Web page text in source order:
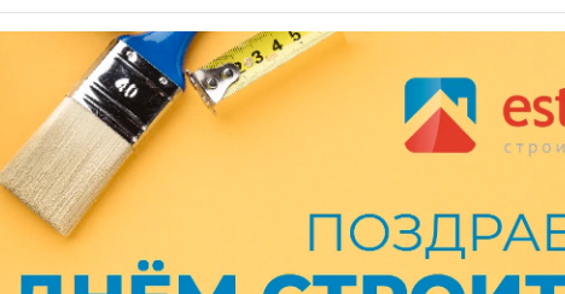
О проекте
Конкурентные преимущества
Горячие объекты
Платные
Подписка